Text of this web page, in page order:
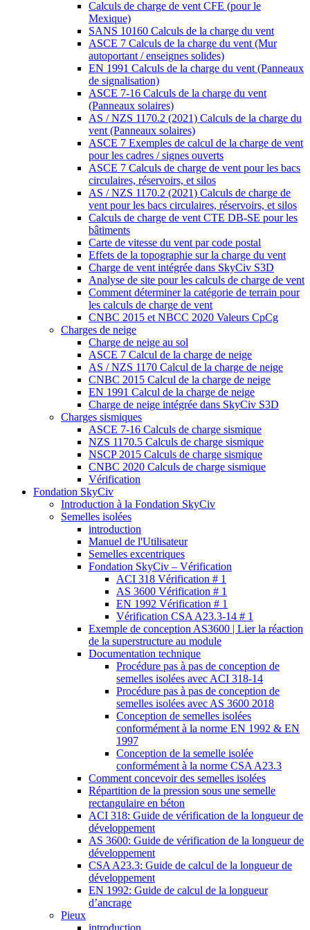
Calculs de charge de vent CFE (pour le
Mexique)
SANS 10160 Calculs de la charge du vent
ASCE 7 Calculs de la charge du vent (Mur
autoportant / enseignes solides)
EN 1991 Calculs de la charge du vent (Panneaux
de signalisation)
ASCE 7-16 Calculs de la charge du vent
(Panneaux solaires)
AS / NZS 1170.2 (2021) Calculs de la charge du
vent (Panneaux solaires)
ASCE 7 Exemples de calcul de la charge de vent
pour les cadres / signes ouverts
ASCE 7 Calculs de charge de vent pour les bacs
circulaires, réservoirs, et silos
AS / NZS 1170.2 (2021) Calculs de charge de
vent pour les bacs circulaires, réservoirs, et silos
Calculs de charge de vent CTE DB-SE pour les
bâtiments
Carte de vitesse du vent par code postal
Effets de la topographie sur la charge du vent
Charge de vent intégrée dans SkyCiv S3D
Analyse de site pour les calculs de charge de vent
Comment déterminer la catégorie de terrain pour
les calculs de charge de vent
CNBC 2015 et NBCC 2020 Valeurs CpCg
Charges de neige
Charge de neige au sol
ASCE 7 Calcul de la charge de neige
AS / NZS 1170 Calcul de la charge de neige
CNBC 2015 Calcul de la charge de neige
EN 1991 Calcul de la charge de neige
Charge de neige intégrée dans SkyCiv S3D
Charges sismiques
ASCE 7-16 Calculs de charge sismique
NZS 1170.5 Calculs de charge sismique
NSCP 2015 Calculs de charge sismique
CNBC 2020 Calculs de charge sismique
Vérification
Fondation SkyCiv
Introduction à la Fondation SkyCiv
Semelles isolées
introduction
Manuel de l'Utilisateur
Semelles excentriques
Fondation SkyCiv – Vérification
ACI 318 Vérification # 1
AS 3600 Vérification # 1
EN 1992 Vérification # 1
Vérification CSA A23.3-14 # 1
Exemple de conception AS3600 | Lier la réaction
de la superstructure au module
Documentation technique
Procédure pas à pas de conception de
semelles isolées avec ACI 318-14
Procédure pas à pas de conception de
semelles isolées avec AS 3600 2018
Conception de semelles isolées
conformément à la norme EN 1992 & EN
1997
Conception de la semelle isolée
conformément à la norme CSA A23.3
Comment concevoir des semelles isolées
Répartition de la pression sous une semelle
rectangulaire en béton
ACI 318: Guide de vérification de la longueur de
développement
AS 3600: Guide de vérification de la longueur de
développement
CSA A23.3: Guide de calcul de la longueur de
développement
EN 1992: Guide de calcul de la longueur
d’ancrage
Pieux